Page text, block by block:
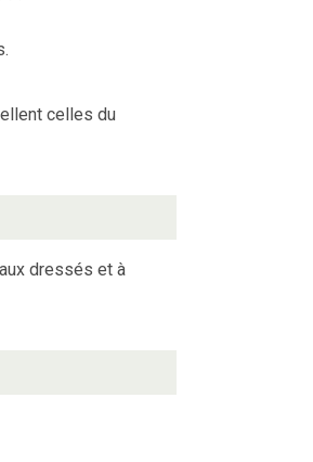
celles du
dressés et à